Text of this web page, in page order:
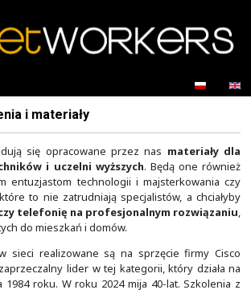
i materiały
się opracowane przez nas
techników i uczelni wyższych.
entuzjastom technologii i
które to nie zatrudniają
czy telefonię na profesjonalnym
z tych do mieszkań i domów.